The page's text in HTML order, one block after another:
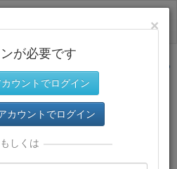
サイトトップに戻る
×
が必要です
ウントでログイン
カウントでログイン
もしくは